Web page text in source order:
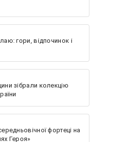
гори, відпочинок і
зібрали колекцію
фортеці на
Героя»